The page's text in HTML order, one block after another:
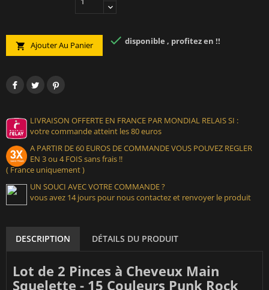
 Ajouter Au Panier  disponible , profitez en !!
LIVRAISON OFFERTE EN FRANCE PAR MONDIAL RELAIS SI :
votre commande atteint les 80 euros
A PARTIR DE 60 EUROS DE COMMANDE VOUS POUVEZ REGLER
EN 3 ou 4 FOIS sans frais !!
( France uniquement )
UN SOUCI AVEC VOTRE COMMANDE ?
vous avez 14 jours pour nous contactez et renvoyer le produit
DESCRIPTION DÉTAILS DU PRODUIT
Lot de 2 Pinces à Cheveux Main
Squelette - 15 Couleurs Punk Rock